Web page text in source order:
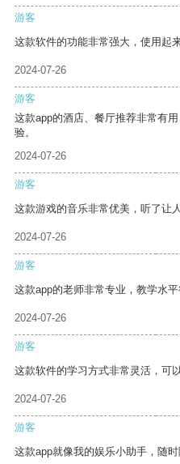
游客
这款软件的功能非常强大，使用起
2024-07-26
游客
这款app的酒店、餐厅推荐非常有
验。
2024-07-26
游客
这款游戏的音乐非常优美，听了让
2024-07-26
游客
这款app的老师非常专业，教学水
2024-07-26
游客
这款软件的学习方式非常灵活，可
2024-07-26
游客
这款app就像我的娱乐小助手，随时